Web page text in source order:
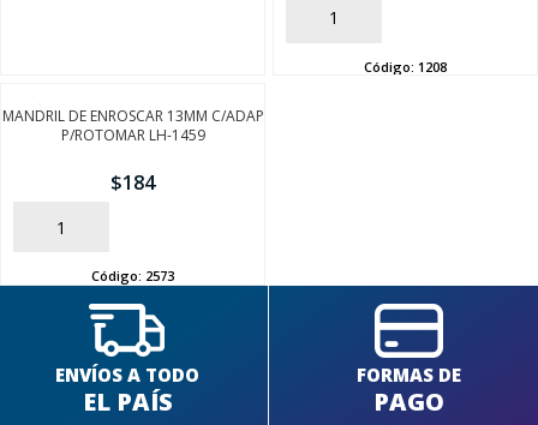
AÑADIR
Código: 1208
MANDRIL DE ENROSCAR 13MM C/ADAP
P/ROTOMAR LH-1459
$184
AÑADIR
Código: 2573
ENVÍOS A TODO
EL PAÍS
FORMAS DE
PAGO
FINALIZÁ TU COMPRA